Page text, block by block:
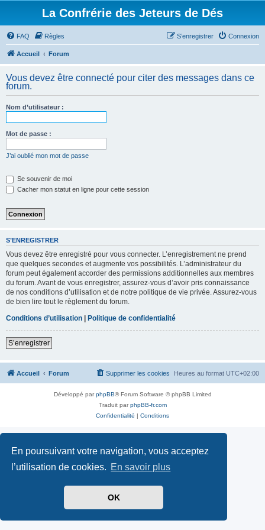
En poursuivant votre navigation, vous acceptez
l’utilisation de cookies. En savoir plus
OK
La Confrérie des Jeteurs de Dés
FAQ Règles Connexion
S’enregistrer
Accueil Forum
Vous devez être connecté pour citer des messages dans ce
forum.
Nom d’utilisateur :
Mot de passe :
J’ai oublié mon mot de passe
Se souvenir de moi
Cacher mon statut en ligne pour cette session
S’ENREGISTRER
Vous devez être enregistré pour vous connecter. L’enregistrement ne prend
que quelques secondes et augmente vos possibilités. L’administrateur du
forum peut également accorder des permissions additionnelles aux membres
du forum. Avant de vous enregistrer, assurez-vous d’avoir pris connaissance
de nos conditions d’utilisation et de notre politique de vie privée. Assurez-vous
de bien lire tout le règlement du forum.
Conditions d’utilisation | Politique de confidentialité
S’enregistrer
Accueil Forum Heures au format UTC+02:00
Supprimer les cookies
Développé parphpBB® Forum Software © phpBB Limited
Traduit parphpBB-fr.com
Confidentialité | Conditions